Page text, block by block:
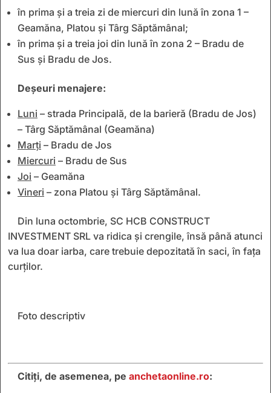
în prima și a treia zi de miercuri din lună în zona 1 –
Geamăna, Platou și Târg Săptămânal;
în prima și a treia joi din lună în zona 2 – Bradu de
Sus și Bradu de Jos.
Deșeuri menajere:
Luni – strada Principală, de la barieră (Bradu de Jos)
– Târg Săptămânal (Geamăna)
Marți – Bradu de Jos
Miercuri – Bradu de Sus
Joi – Geamăna
Vineri – zona Platou și Târg Săptămânal.
Din luna octombrie, SC HCB CONSTRUCT
INVESTMENT SRL va ridica și crengile, însă până atunci
va lua doar iarba, care trebuie depozitată în saci, în fața
curților.
Foto descriptiv
Citiţi, de asemenea, pe anchetaonline.ro: